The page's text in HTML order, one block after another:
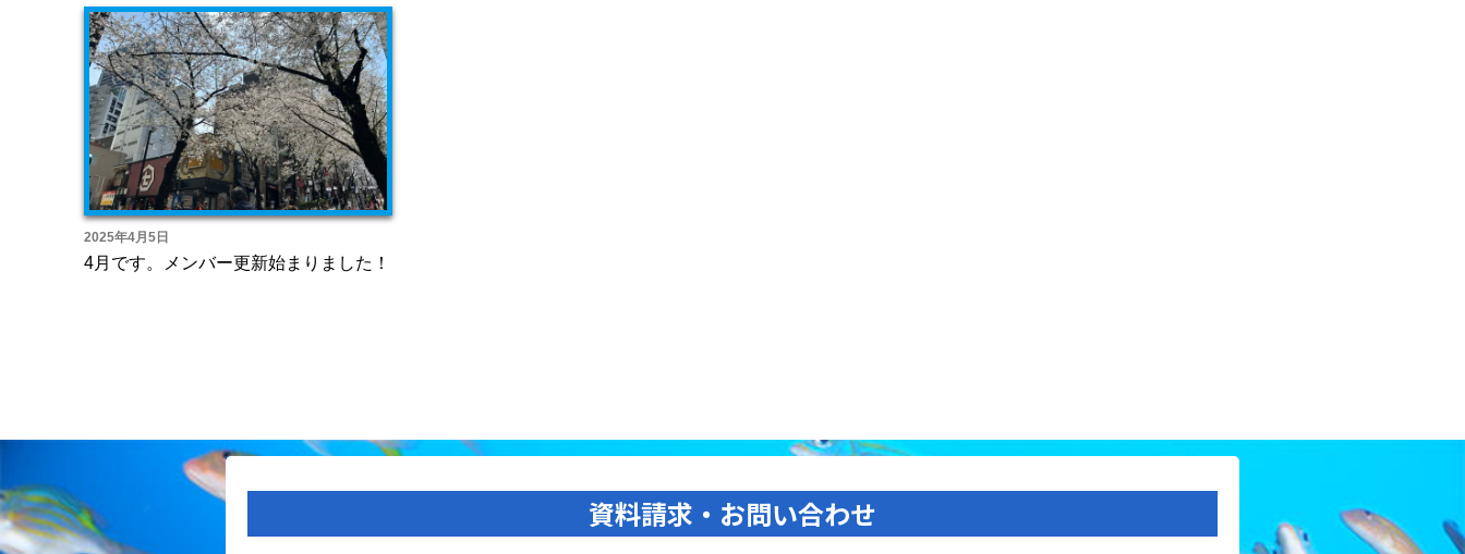
2025年4月5日
4月です。メンバー更新始まりました！
資料請求・お問い合わせ